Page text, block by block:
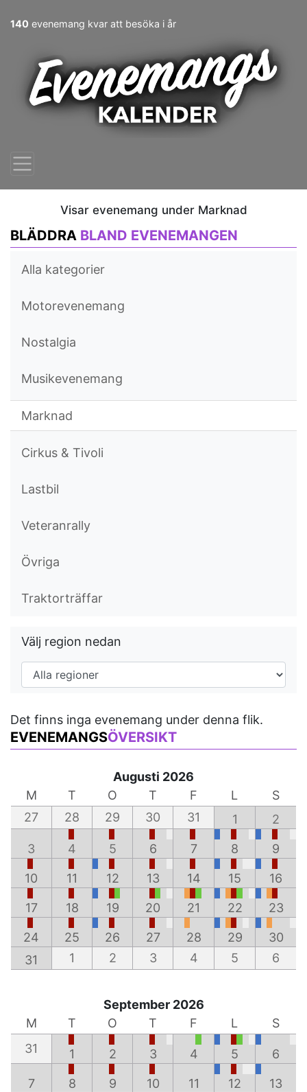
140 evenemang kvar att besöka i år
Visar evenemang under Marknad
BLÄDDRA BLAND EVENEMANGEN
Alla kategorier
Motorevenemang
Nostalgia
Musikevenemang
Marknad
Cirkus & Tivoli
Lastbil
Veteranrally
Övriga
Traktorträffar
Välj region nedan
Det finns inga evenemang under denna flik.
EVENEMANGSÖVERSIKT
Augusti 2026
M
T O T F L
S
27
28 29 30 31 1 2
3 4 5 6 7 8 9
10 11 12 13 14 15 16
17 18 19 20 21 22 23
24 25 26 27 28 29
30
31
1 2 3 4 5 6
September 2026
M
T O T F L
S
31
1 2 3 4 5 6
7 8 9 10 11 12 13